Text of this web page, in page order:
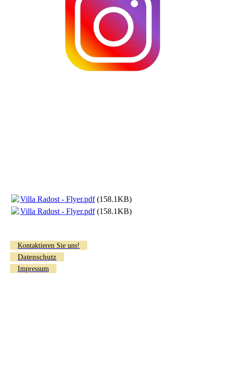
Villa Radost - Flyer.pdf(158.1KB)
Villa Radost - Flyer.pdf(158.1KB)
Kontaktieren Sie uns!
Datenschutz
Impressum